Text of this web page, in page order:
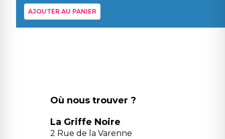
AJOUTER AU PANIER
Où nous trouver ?
La Griffe Noire
2 Rue de la Varenne